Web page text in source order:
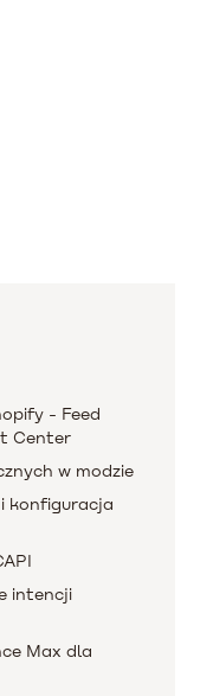
- Feed
Center
w modzie
konfiguracja
intencji
Max dla